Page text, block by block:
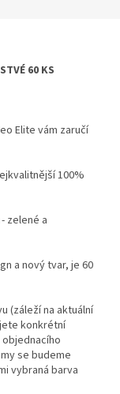
60 KS
Elite vám zaručí
100%
zelené a
a nový tvar, je 60
(záleží na aktuální
konkrétní
se budeme
vybraná barva